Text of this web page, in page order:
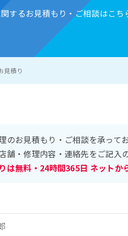
するお見積もり・ご相談はこち
見積り
のお見積もり・ご相談を承ってお
舗・修理内容・連絡先をご記入
は無料・24時間365日 ネットか